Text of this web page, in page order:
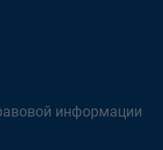
информации